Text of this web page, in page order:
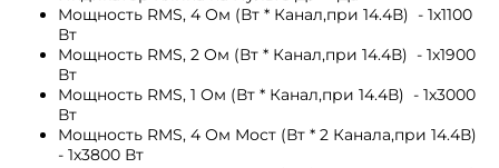
Мощность RMS, 4 Ом (Вт * Канал,при 14.4В) - 1х1100
Вт
Мощность RMS, 2 Ом (Вт * Канал,при 14.4В) - 1х1900
Вт
Мощность RMS, 1 Ом (Вт * Канал,при 14.4В) - 1х3000
Вт
Мощность RMS, 4 Ом Мост (Вт * 2 Канала,при 14.4В)
- 1х3800 Вт